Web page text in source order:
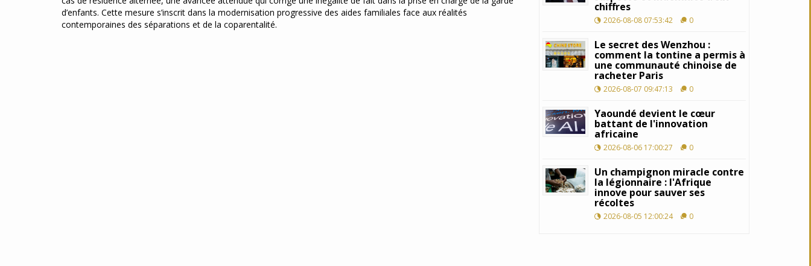
d’enfants. Cette mesure s’inscrit dans la modernisation progressive des aides familiales face aux réalités
contemporaines des séparations et de la coparentalité.
chiffres
2026-08-08 07:53:42 0
Le secret des Wenzhou :
comment la tontine a permis à
une communauté chinoise de
racheter Paris
2026-08-07 09:47:13 0
Yaoundé devient le cœur
battant de l'innovation
africaine
2026-08-06 17:00:27 0
Un champignon miracle contre
la légionnaire : l'Afrique
innove pour sauver ses
récoltes
2026-08-05 12:00:24 0